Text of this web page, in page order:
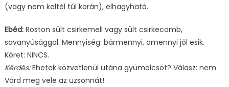
(vagy nem keltél túl korán), elhagyható.
Ebéd: Roston sült csirkemell vagy sült csirkecomb,
savanyúsággal. Mennyiség: bármennyi, amennyi jól esik.
Köret: NINCS.
Kérdés:Ehetek közvetlenül utána gyümölcsöt? Válasz: nem.
Várd meg vele az uzsonnát!